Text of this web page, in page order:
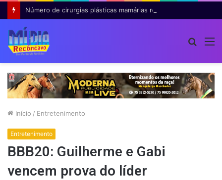
Início / Entretenimento
Entretenimento
BBB20: Guilherme e Gabi
vencem prova do líder